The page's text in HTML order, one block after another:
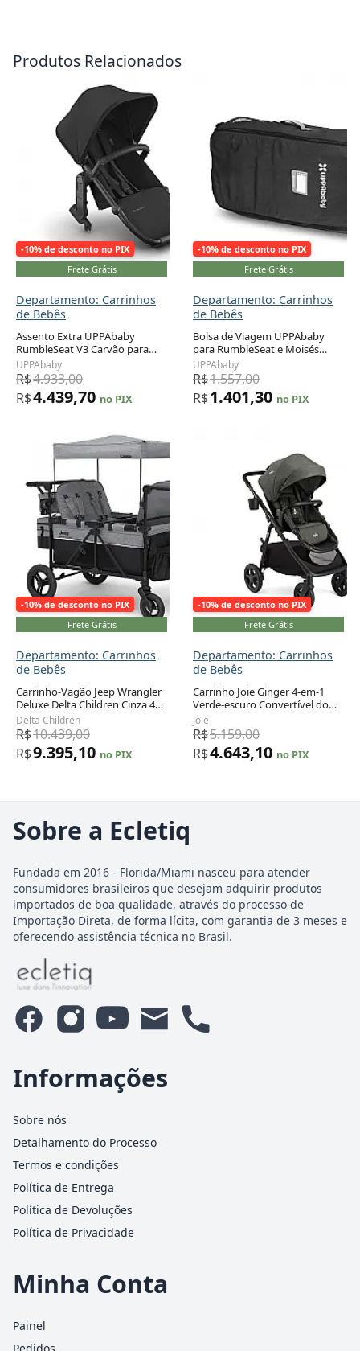
Produtos Relacionados
-10% de desconto no PIX
Frete Grátis
Departamento: Carrinhos
de Bebês
Assento Extra UPPAbaby
RumbleSeat V3 Carvão para
Vista V2/V3 Duplo 3 Meses a 18
kg
UPPAbaby
R$4.933,00
R$4.439,70 no PIX
-10% de desconto no PIX
Frete Grátis
Departamento: Carrinhos
de Bebês
Bolsa de Viagem UPPAbaby
para RumbleSeat e Moisés
Preta Proteção TravelSafe
UPPAbaby
R$1.557,00
R$1.401,30 no PIX
-10% de desconto no PIX
Frete Grátis
Departamento: Carrinhos
de Bebês
Carrinho-Vagão Jeep Wrangler
Deluxe Delta Children Cinza 4
Lugares Conversível 6 Meses a
42 Polegadas
Adicionar ao carrinho
Delta Children
R$10.439,00
R$9.395,10 no PIX
-10% de desconto no PIX
Frete Grátis
Departamento: Carrinhos
de Bebês
Carrinho Joie Ginger 4-em-1
Verde-escuro Convertível do
Nascimento até 22,7 kg
Adicionar ao carrinho
Joie
R$5.159,00
R$4.643,10 no PIX
Sobre a Ecletiq
Fundada em 2016 - Florida/Miami nasceu para atender
consumidores brasileiros que desejam adquirir produtos
importados de boa qualidade, através do processo de
Importação Direta, de forma lícita, com garantia de 3 meses e
oferecendo assistência técnica no Brasil.
Informações
Sobre nós
Detalhamento do Processo
Termos e condições
Política de Entrega
Política de Devoluções
Política de Privacidade
Minha Conta
Painel